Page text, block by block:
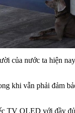
của nước ta hiện
khi vẫn phải đảm
TV QLED với đầy